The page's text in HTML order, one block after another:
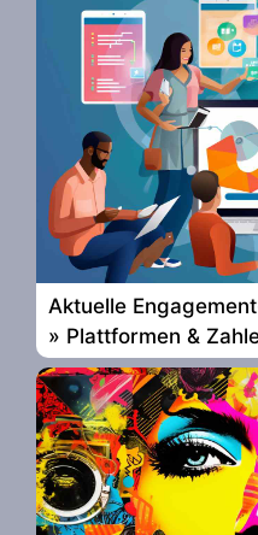
Aktuelle
» Plattformen &